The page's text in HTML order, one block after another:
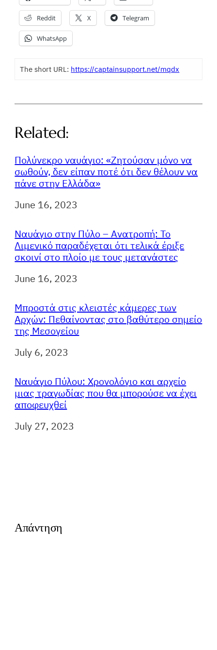
Reddit X Telegram
WhatsApp
The short URL: https://captainsupport.net/mqdx
Related:
Πολύνεκρο ναυάγιο: «Ζητούσαν μόνο να
σωθούν, δεν είπαν ποτέ ότι δεν θέλουν να
πάνε στην Ελλάδα»
Ημερομηνία
June 16, 2023
Ναυάγιο στην Πύλο – Ανατροπή: Το
Λιμενικό παραδέχεται ότι τελικά έριξε
σκοινί στο πλοίο με τους μετανάστες
Ημερομηνία
June 16, 2023
Μπροστά στις κλειστές κάμερες των
Αρχών: Πεθαίνοντας στο βαθύτερο σημείο
της Μεσογείου
Ημερομηνία
July 6, 2023
Ναυάγιο Πύλου: Χρονολόγιο και αρχείο
μιας τραγωδίας που θα μπορούσε να έχει
αποφευχθεί​
Ημερομηνία
July 27, 2023
Απάντηση